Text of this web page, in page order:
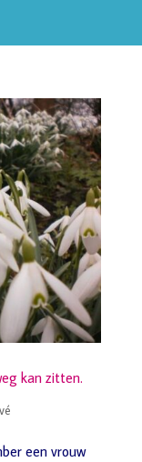
kan zitten.
een vrouw